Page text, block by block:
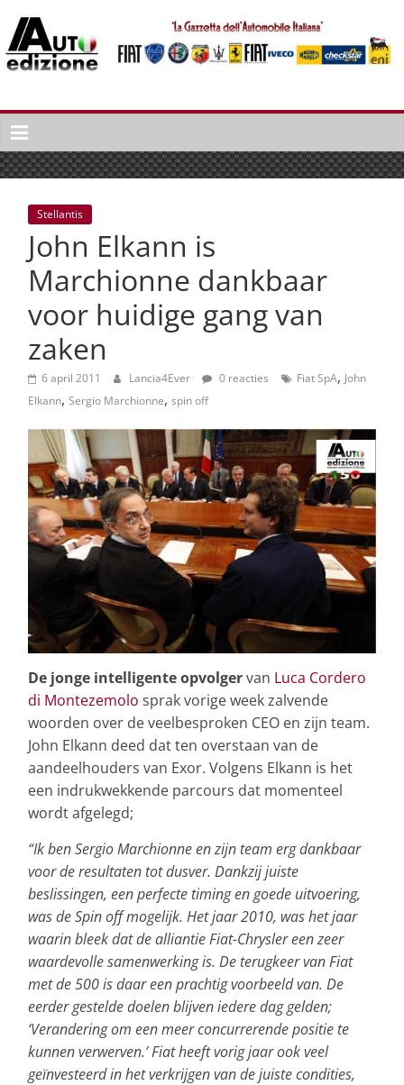
naar
inhoud
Auto
Edizione
La
Gazetta
dell'Automobile
Italiana
Italiaans
autonieuws
lifestyle
Stellantis
John Elkann is
Marchionne dankbaar
voor huidige gang van
zaken
6 april 2011 Lancia4Ever 0 reacties Fiat SpA, John
Elkann, Sergio Marchionne, spin off
De jonge intelligente opvolgervan Luca Cordero
di Montezemolo sprak vorige week zalvende
woorden over de veelbesproken CEO en zijn team.
John Elkann deed dat ten overstaan van de
aandeelhouders van Exor. Volgens Elkann is het
een indrukwekkende parcours dat momenteel
wordt afgelegd;
“Ik ben Sergio Marchionne en zijn team erg dankbaar
voor de resultaten tot dusver. Dankzij juiste
beslissingen, een perfecte timing en goede uitvoering,
was de Spin off mogelijk. Het jaar 2010, was het jaar
waarin bleek dat de alliantie Fiat-Chrysler een zeer
waardevolle samenwerking is. De terugkeer van Fiat
met de 500 is daar een prachtig voorbeeld van. De
eerder gestelde doelen blijven iedere dag gelden;
‘Verandering om een meer concurrerende positie te
kunnen verwerven.’ Fiat heeft vorig jaar ook veel
geïnvesteerd in het verkrijgen van de juiste condities,